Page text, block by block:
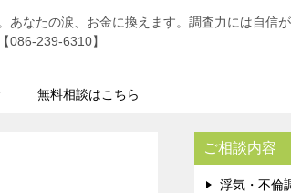
あなたの涙、お金に換えます。調査力には自信
086-239-6310】
無料相談はこちら
ご相談内容
浮気・不倫